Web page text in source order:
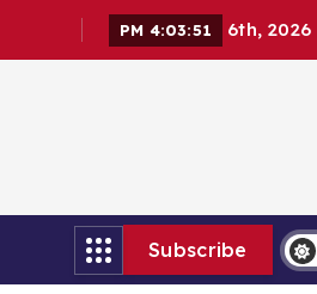
4:03:52 PM
Subscribe